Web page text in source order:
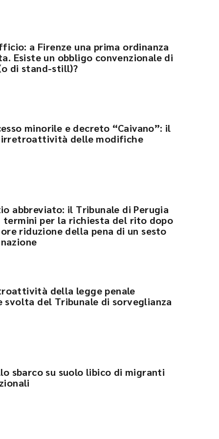
a Firenze una prima ordinanza
Esiste un obbligo convenzionale di
di stand-still)?
minorile e decreto “Caivano”: il
delle modifiche
abbreviato: il Tribunale di Perugia
termini per la richiesta del rito dopo
riduzione della pena di un sesto
della legge penale
del Tribunale di sorveglianza
sbarco su suolo libico di migranti